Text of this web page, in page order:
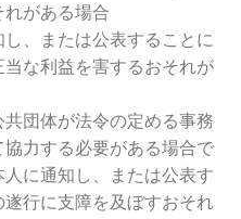
がある場合
、または公表することに
な利益を害するおそれが
団体が法令の定める事務
力する必要がある場合で
に通知し、または公表す
行に支障を及ぼすおそれ